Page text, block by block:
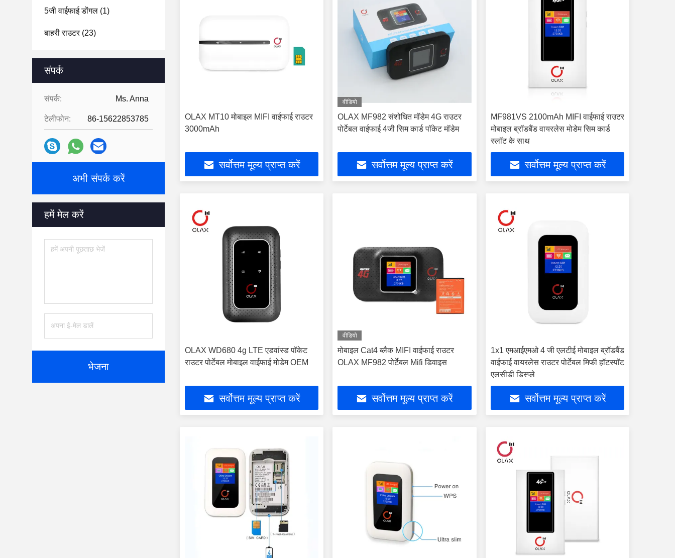
5जी वाईफाई डोंगल (1)
बाहरी राउटर(23)
संपर्क
संपर्क: Ms. Anna
टेलीफोन: 86-15622853785
अभी संपर्क करें
हमें मेल करें
भेजना
OLAX MT10 मोबाइल MIFI वाईफाई राउटर
3000mAh
सर्वोत्तम मूल्य प्राप्त करें
वीडियो
OLAX MF982 संशोधित मॉडेम 4G राउटर
पोर्टेबल वाईफाई 4जी सिम कार्ड पॉकेट मॉडेम
सर्वोत्तम मूल्य प्राप्त करें
MF981VS 2100mAh MIFI वाईफाई राउटर
मोबाइल ब्रॉडबैंड वायरलेस मोडेम सिम कार्ड
स्लॉट के साथ
सर्वोत्तम मूल्य प्राप्त करें
OLAX WD680 4g LTE एडवांस्ड पॉकेट
राउटर पोर्टेबल मोबाइल वाईफाई मोडेम OEM
सर्वोत्तम मूल्य प्राप्त करें
वीडियो
मोबाइल Cat4 ब्लैक MIFI वाईफाई राउटर
OLAX MF982 पोर्टेबल Mifi डिवाइस
सर्वोत्तम मूल्य प्राप्त करें
1x1 एमआईएमओ 4 जी एलटीई मोबाइल ब्रॉडबैंड
वाईफाई वायरलेस राउटर पोर्टेबल मिफी हॉटस्पॉट
एलसीडी डिस्प्ले
सर्वोत्तम मूल्य प्राप्त करें